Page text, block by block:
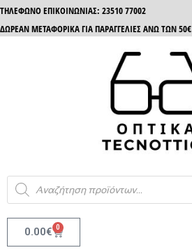
ΤΗΛΈΦΩΝΟ ΕΠΙΚΟΙΝΩΝΊΑΣ: 23510 77002
ΔΩΡΕΑΝ ΜΕΤΑΦΟΡΙΚΑ ΓΙΑ ΠΑΡΑΓΓΕΛΙΕΣ ΑΝΩ ΤΩΝ 50€
0.00€ 0